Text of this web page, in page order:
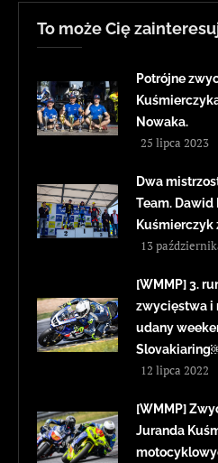
To może Cię
Potrójne
Nowaka.
25 lipca 2023
Dwa
Team. Dawid
Kuśmierczyk
13
[WMMP] 3.
zwycięstwa i
udany
12 lipca 2022
[WMMP]
Juranda